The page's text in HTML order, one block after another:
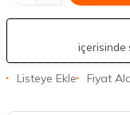
içerisinde
Listeye Ekle Fiyat